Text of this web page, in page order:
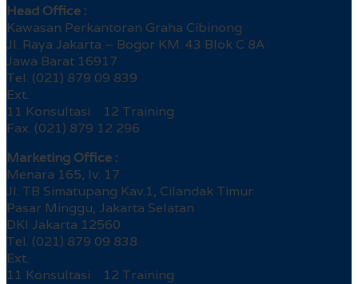
Head Office :
Kawasan Perkantoran Graha Cibinong
Jl. Raya Jakarta – Bogor KM. 43 Blok C 8A
Jawa Barat 16917
Tel. (021) 879 09 839
Ext.
11 Konsultasi 12 Training
Fax. (021) 879 12 296
Marketing Office :
Menara 165, lv. 17
Jl. TB Simatupang Kav.1, Cilandak Timur
Pasar Minggu, Jakarta Selatan
DKI Jakarta 12560
Tel. (021) 879 09 838
Ext.
11 Konsultasi 12 Training